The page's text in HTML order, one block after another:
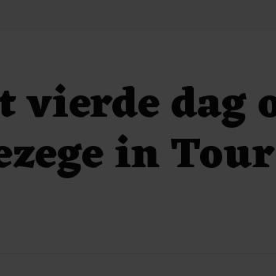
dag
in